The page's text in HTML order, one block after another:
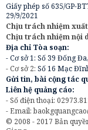
Giấy phép số 635/GP-
29/9/2021
Chịu trách nhiệm
Chịu trách nhiệm nội
Địa chỉ Tòa soạn:
- Cơ sở 1: Số 39 Đống
- Cơ sở 2: Số 16 Mạc
Gửi tin, bài cộng tác
Liên hệ quảng cáo:
- Số điện thoại:
- Email:
© 2008 - 2017 Bản